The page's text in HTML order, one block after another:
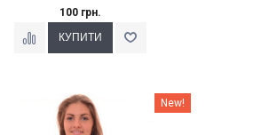
100 грн.
Наклейки Варіант з % New!